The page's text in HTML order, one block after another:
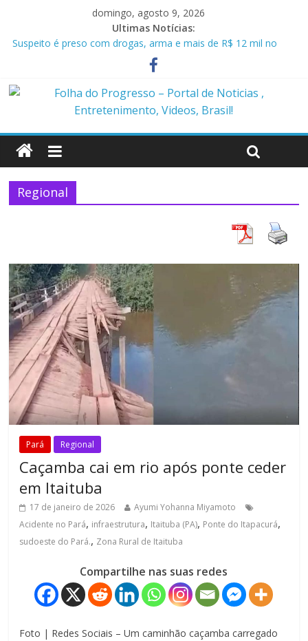
domingo, agosto 9, 2026
Ultimas Notícias:
Suspeito é preso com drogas, arma e mais de R$ 12 mil no
Homem é preso em flagrante por ameaça e descumprimento
de medida protetiva em Benevides PA
Policiais militares são presos suspeitos de envolvimento em
assassinato de casal em Anapu
Polícia Civil prende condenado por estupro de vulnerável em
Marituba
Caçamba cai em rio após ponte ceder em Itaituba
Regional
Pará Regional
Caçamba cai em rio após ponte ceder
em Itaituba
17 de janeiro de 2026
Ayumi Yohanna Miyamoto
Acidente no Pará, infraestrutura, Itaituba (PA), Ponte do Itapacurá,
sudoeste do Pará., Zona Rural de Itaituba
Compartilhe nas suas redes
Foto | Redes Sociais – Um caminhão caçamba carregado